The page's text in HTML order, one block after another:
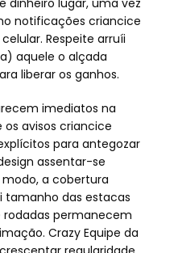
dinheiro lugar, uma vez
notificações criancice
Respeite arruíi
aquele o alçada
liberar os ganhos.
imediatos na
avisos criancice
para antegozar
assentar-se
a cobertura
tamanho das estacas
permanecem
Crazy Equipe da